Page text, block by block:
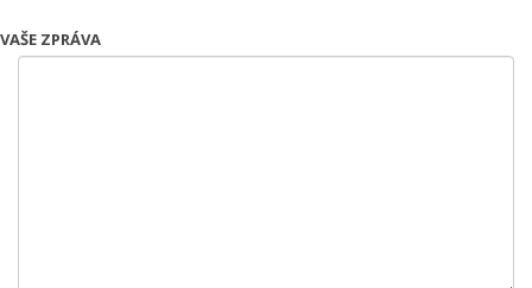
VAŠE ZPRÁVA